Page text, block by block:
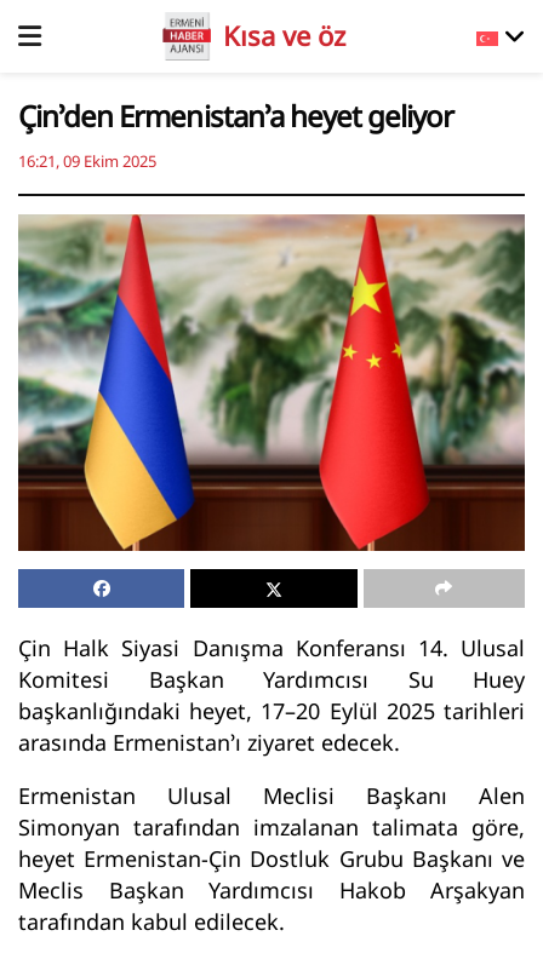
Kısa ve öz
Çin’den Ermenistan’a heyet geliyor
16:21, 09 Ekim 2025
Çin Halk Siyasi Danışma Konferansı 14. Ulusal
Komitesi Başkan Yardımcısı Su Huey
başkanlığındaki heyet, 17–20 Eylül 2025 tarihleri
arasında Ermenistan’ı ziyaret edecek.
Ermenistan Ulusal Meclisi Başkanı Alen
Simonyan tarafından imzalanan talimata göre,
heyet Ermenistan-Çin Dostluk Grubu Başkanı ve
Meclis Başkan Yardımcısı Hakob Arşakyan
tarafından kabul edilecek.